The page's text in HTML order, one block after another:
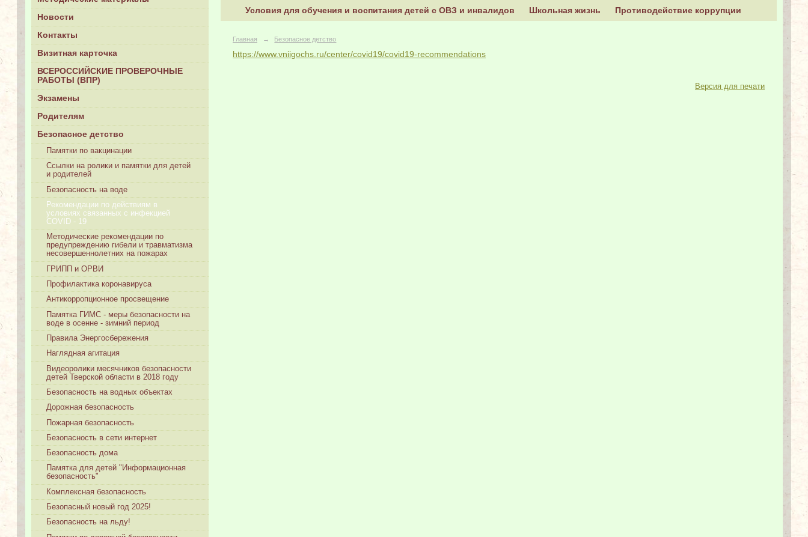
Новости
Контакты
Визитная карточка
ВСЕРОССИЙСКИЕ ПРОВЕРОЧНЫЕ
РАБОТЫ (ВПР)
Экзамены
Родителям
Безопасное детство
Памятки по вакцинации
Ссылки на ролики и памятки для детей
и родителей
Безопасность на воде
Рекомендации по действиям в
условиях связанных с инфекцией
COVID - 19
Методические рекомендации по
предупреждению гибели и травматизма
несовершеннолетних на пожарах
ГРИПП и ОРВИ
Профилактика коронавируса
Антикорропционное просвещение
Памятка ГИМС - меры безопасности на
воде в осенне - зимний период
Правила Энергосбережения
Наглядная агитация
Видеоролики месячников безопасности
детей Тверской области в 2018 году
Безопасность на водных объектах
Дорожная безопасность
Пожарная безопасность
Безопасность в сети интернет
Безопасность дома
Памятка для детей "Информационная
безопасность"
Комплексная безопасность
Безопасный новый год 2025!
Безопасность на льду!
Условия для обучения и воспитания детей с ОВЗ и инвалидов Школьная жизнь Противодействие коррупции
Главная → Безопасное детство
https://www.vniigochs.ru/center/covid19/covid19-recommendations
Версия для печати